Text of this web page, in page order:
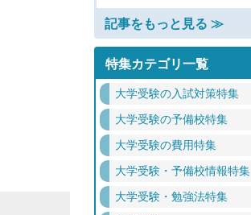
記事をもっと見る ≫
特集カテゴリ一覧
大学受験の入試対策特集
大学受験の予備校特集
大学受験の費用特集
大学受験・予備校情報特集
大学受験・勉強法特集